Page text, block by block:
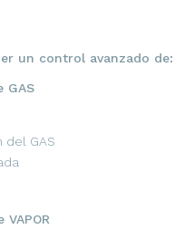
un control avanzado de:
GAS
GAS